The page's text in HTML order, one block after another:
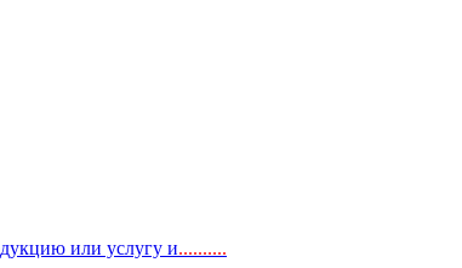
или услугу и..........